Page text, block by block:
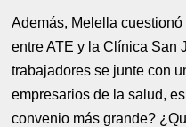
Además, Melella
entre ATE y la Clínica San
trabajadores se junte con
empresarios de la salud,
convenio más grande?